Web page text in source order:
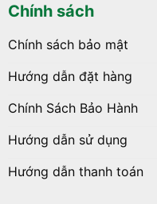
Chính sách
Chính sách bảo mật
Hướng dẫn đặt hàng
Chính Sách Bảo Hành
Hướng dẫn sử dụng
Hướng dẫn thanh toán